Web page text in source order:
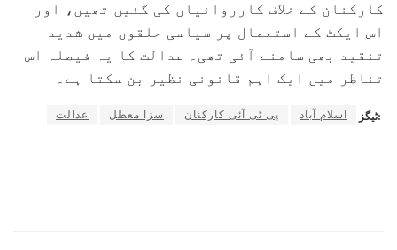
کارکنان کے خلاف کارروائیاں کی گئیں تھیں، اور
اس ایکٹ کے استعمال پر سیاسی حلقوں میں شدید
تنقید بھی سامنے آئی تھی۔ عدالت کا یہ فیصلہ اس
تناظر میں ایک اہم قانونی نظیر بن سکتا ہے۔
ٹیگز: اسلام آباد پی ٹی آئی کارکنان سزا معطل عدالت